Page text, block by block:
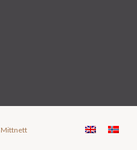
Mittnett